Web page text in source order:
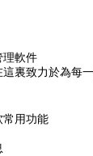
理軟件
裏致力於為每
常用功能